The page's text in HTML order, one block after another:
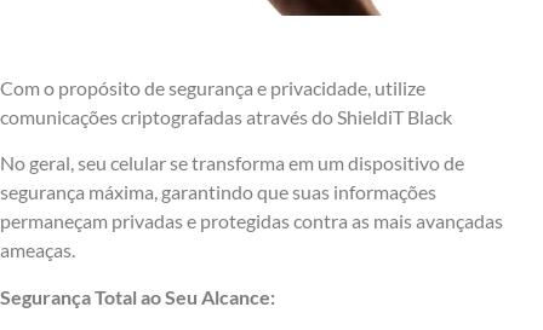
Com o propósito de segurança e privacidade, utilize
comunicações criptografadas através do ShieldiT Black
No geral, seu celular se transforma em um dispositivo de
segurança máxima, garantindo que suas informações
permaneçam privadas e protegidas contra as mais avançadas
ameaças.
Segurança Total ao Seu Alcance: